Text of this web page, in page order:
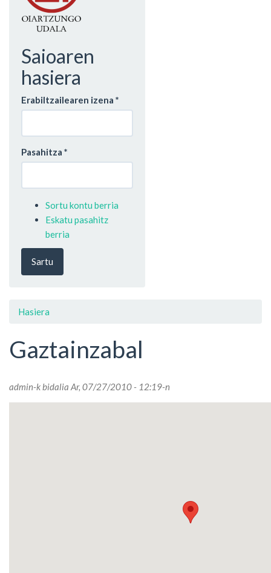
Saioaren
hasiera
Erabiltzailearen izena *
Pasahitza *
Sortu kontu berria
Eskatu pasahitz
berria
Sartu
Hasiera
Gaztainzabal
admin-k bidalia Ar, 07/27/2010 - 12:19-n